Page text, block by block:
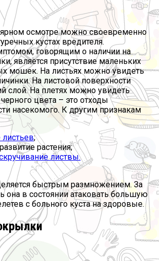
осмотре можно своевременно
кустах вредителя.
говорящим о наличии на
является присутствие маленьких
мошек. На листьях можно увидеть
На листовой поверхности
слой. На плетях можно увидеть
цвета – это отходы
насекомого. К другим признакам
;
растения;
листвы.
быстрым размножением. За
она в состоянии атаковать большую
с больного куста на здоровые.